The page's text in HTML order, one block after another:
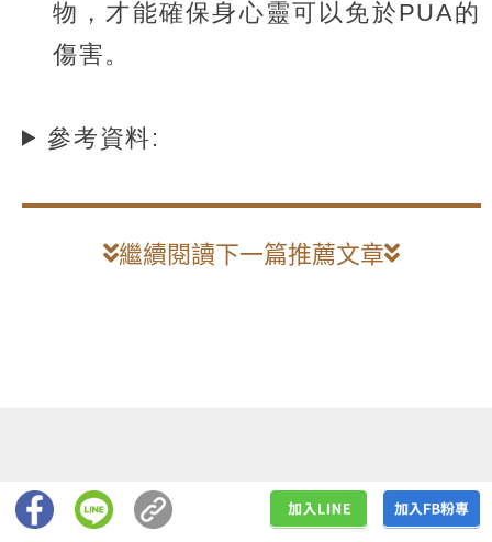
物，才能確保身心靈可以免於PUA的
傷害。
參考資料:
繼續閱讀下一篇推薦文章